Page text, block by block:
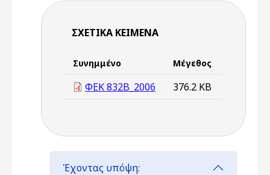
ΣΧΕΤΙΚΆ ΚΕΊΜΕΝΑ
Συνημμένο Μέγεθος
ΦΕΚ 832Β_2006 376.2 KB
Έχοντας υπόψη: